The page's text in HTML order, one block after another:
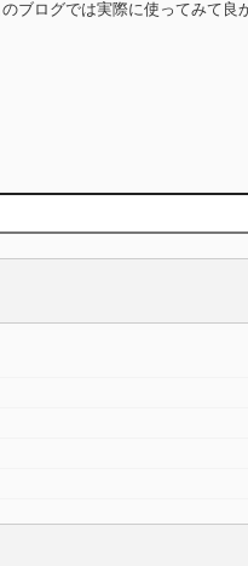
ログでは実際に使ってみて良